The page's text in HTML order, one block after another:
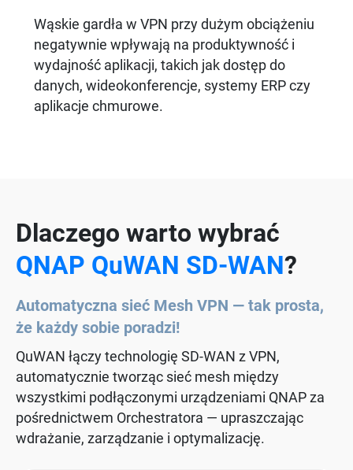
Wąskie gardła w VPN przy dużym obciążeniu
negatywnie wpływają na produktywność i
wydajność aplikacji, takich jak dostęp do
danych, wideokonferencje, systemy ERP czy
aplikacje chmurowe.
Dlaczego warto wybrać
QNAP QuWAN SD-WAN?
Automatyczna sieć Mesh VPN — tak prosta,
że każdy sobie poradzi!
QuWAN łączy technologię SD-WAN z VPN,
automatycznie tworząc sieć mesh między
wszystkimi podłączonymi urządzeniami QNAP za
pośrednictwem Orchestratora — upraszczając
wdrażanie, zarządzanie i optymalizację.